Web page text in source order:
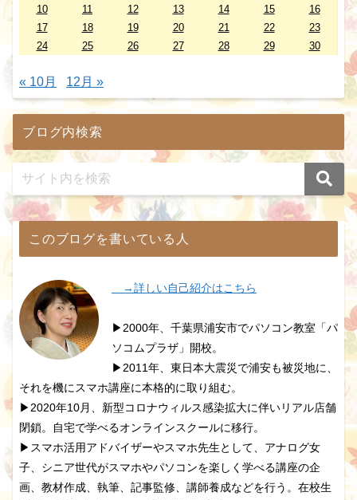
10
11 12 13 14 15
16
17
18 19 20 21 22
23
24
25 26 27 28 29 30
« 10月 12月 »
ブログ内検索
このブログを書いている人
→詳しい自己紹介はこちら
▶2000年、千葉県浦安市でパソコン教室「パ
ソコムプラザ」開校。
▶2011年、東日本大震災で浦安も被災地に、
それを機にスマホ講座に本格的に取り組む。
▶2020年10月、新型コロナウィルス感染拡大に伴いリアル店舗
閉鎖。自宅で学べるオンラインスクールに移行。
▶スマホ活用アドバイザーやスマホ先生として、アナログ女
子、シニア世代がスマホやパソコンを楽しく学べる講座の企
画、教材作成、執筆、記事監修、講師養成などを行う。在校生